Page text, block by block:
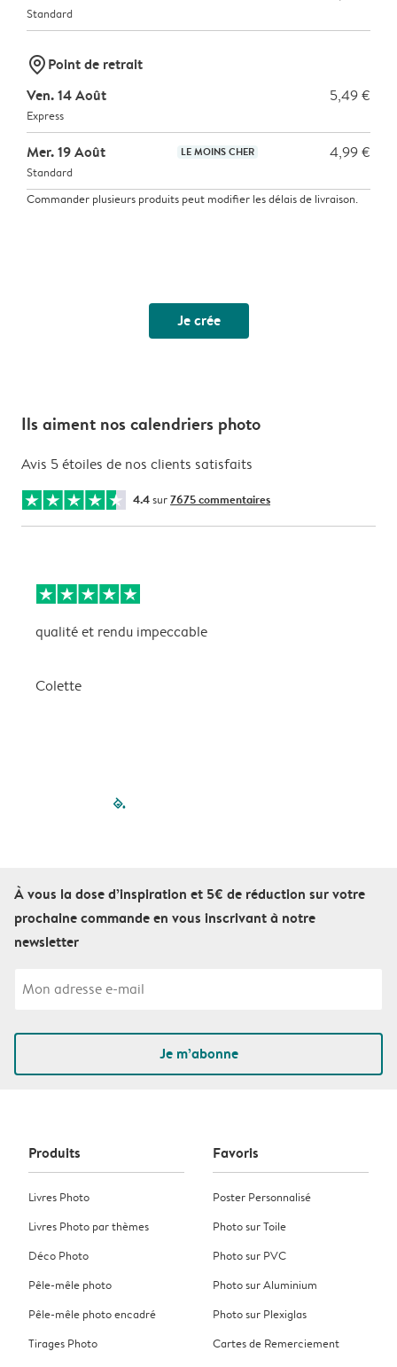
Standard
marker-pinPoint de retrait
Ven. 14 Août
5,49 €
Express
Mer. 19 Août LE MOINS CHER 4,99 €
Standard
Commander plusieurs produits peut modifier les délais de livraison.
Je crée
Ils aiment nos calendriers photo
Avis 5 étoiles de nos clients satisfaits
4.4sur7675 commentaires
qualité et rendu impeccable
Colette
filled-pagination
À vous la dose d’inspiration et 5€ de réduction sur votre
prochaine commande en vous inscrivant à notre
newsletter
Je m’abonne
Produits
Livres Photo
Livres Photo par thèmes
Déco Photo
Pêle-mêle photo
Pêle-mêle photo encadré
Tirages Photo
Favoris
Poster Personnalisé
Photo sur Toile
Photo sur PVC
Photo sur Aluminium
Photo sur Plexiglas
Cartes de Remerciement